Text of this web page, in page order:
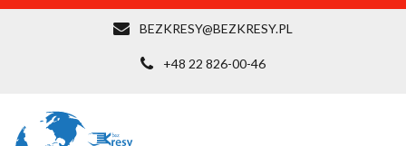
BEZKRESY@BEZKRESY.PL
+48 22 826-00-46